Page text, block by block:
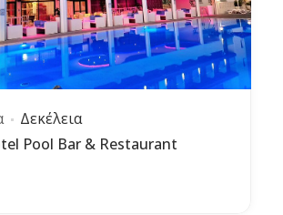
Δεκέλεια
Pool Bar & Restaurant